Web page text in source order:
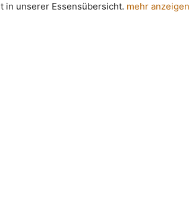
in unserer Essensübersicht. mehr anzeigen